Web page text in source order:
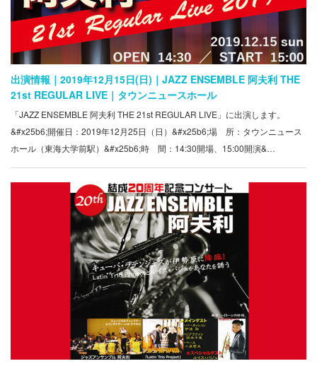
出演情報｜2019年12月15日(日)｜JAZZ ENSEMBLE 阿夫利 THE
21st REGULAR LIVE｜タウンニュースホール
「JAZZ ENSEMBLE 阿夫利 THE 21st REGULAR LIVE」に出演します。
&#x25b6;開催日：2019年12月25日（日）&#x25b6;場 所：タウンニュース
ホール（東海大学前駅）&#x25b6;時 間：14:30開場、15:00開演&…